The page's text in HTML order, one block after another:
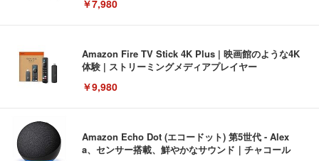
￥7,980
Amazon Fire TV Stick 4K Plus | 映画館のような4K
体験 | ストリーミングメディアプレイヤー
￥9,980
Amazon Echo Dot (エコードット) 第5世代 - Alex
a、センサー搭載、鮮やかなサウンド｜チャコール